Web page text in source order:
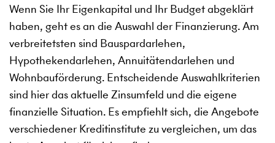
Wenn Sie Ihr Eigenkapital und Ihr Budget abgeklärt
haben, geht es an die Auswahl der Finanzierung. Am
verbreitetsten sind Bauspardarlehen,
Hypothekendarlehen, Annuitätendarlehen und
Wohnbauförderung. Entscheidende Auswahlkriterien
sind hier das aktuelle Zinsumfeld und die eigene
finanzielle Situation. Es empfiehlt sich, die Angebote
verschiedener Kreditinstitute zu vergleichen, um das